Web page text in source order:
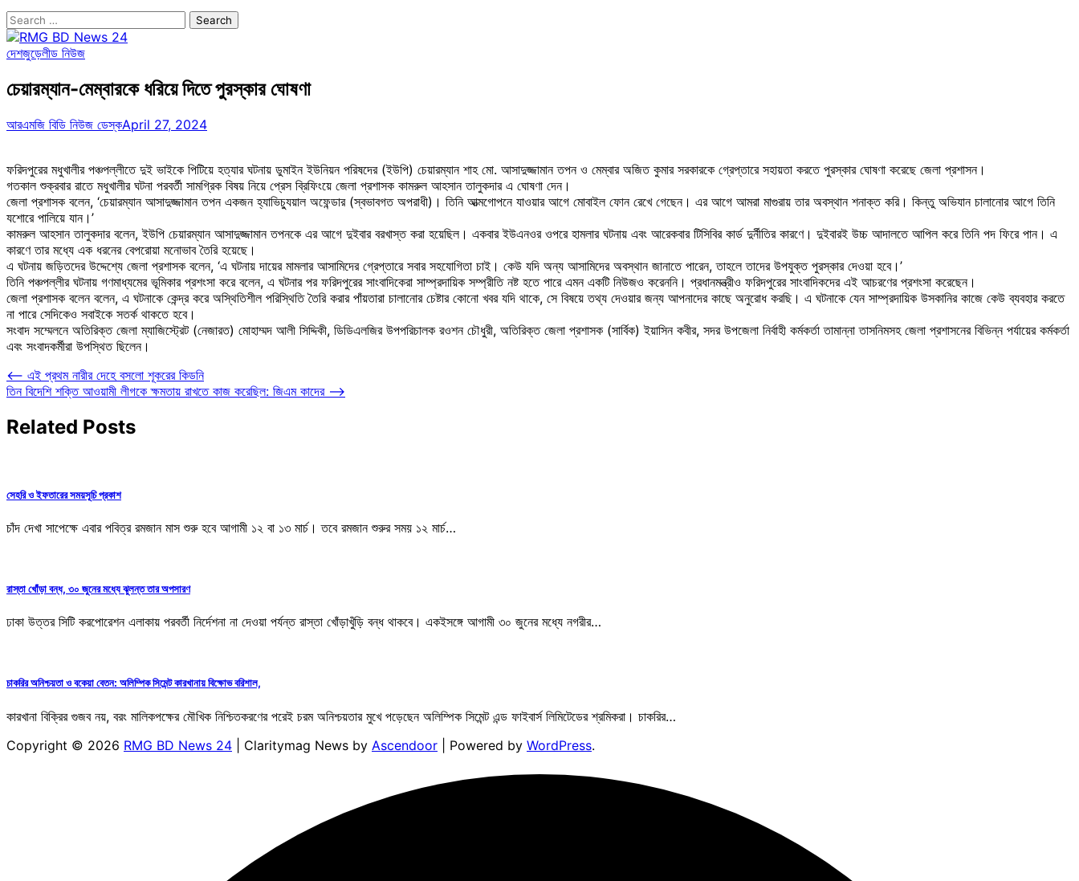
Search
for:
দেশজুড়েলীড নিউজ
চেয়ারম্যান-মেম্বারকে ধরিয়ে দিতে পুরস্কার ঘোষণা
আরএমজি বিডি নিউজ ডেস্কApril 27, 2024
ফরিদপুরের মধুখালীর পঞ্চপল্লীতে দুই ভাইকে পিটিয়ে হত্যার ঘটনায় ডুমাইন ইউনিয়ন পরিষদের (ইউপি) চেয়ারম্যান শাহ মো. আসাদুজ্জামান তপন ও মেম্বার অজিত কুমার সরকারকে গ্রেপ্তারে সহায়তা করতে পুরস্কার ঘোষণা করেছে জেলা প্রশাসন।
গতকাল শুক্রবার রাতে মধুখালীর ঘটনা পরবর্তী সামগ্রিক বিষয় নিয়ে প্রেস ব্রিফিংয়ে জেলা প্রশাসক কামরুল আহসান তালুকদার এ ঘোষণা দেন।
জেলা প্রশাসক বলেন, ‘চেয়ারম্যান আসাদুজ্জামান তপন একজন হ্যাভিচ্যুয়াল অফেন্ডার (স্বভাবগত অপরাধী)। তিনি আত্মগোপনে যাওয়ার আগে মোবাইল ফোন রেখে গেছেন। এর আগে আমরা মাগুরায় তার অবস্থান শনাক্ত করি। কিন্তু অভিযান চালানোর আগে তিনি
যশোরে পালিয়ে যান।’
কামরুল আহসান তালুকদার বলেন, ইউপি চেয়ারম্যান আসাদুজ্জামান তপনকে এর আগে দুইবার বরখাস্ত করা হয়েছিল। একবার ইউএনওর ওপরে হামলার ঘটনায় এবং আরেকবার টিসিবির কার্ড দুর্নীতির কারণে। দুইবারই উচ্চ আদালতে আপিল করে তিনি পদ ফিরে পান। এ
কারণে তার মধ্যে এক ধরনের বেপরোয়া মনোভাব তৈরি হয়েছে।
এ ঘটনায় জড়িতদের উদ্দেশ্যে জেলা প্রশাসক বলেন, ‘এ ঘটনায় দায়ের মামলার আসামিদের গ্রেপ্তারে সবার সহযোগিতা চাই। কেউ যদি অন্য আসামিদের অবস্থান জানাতে পারেন, তাহলে তাদের উপযুক্ত পুরস্কার দেওয়া হবে।’
তিনি পঞ্চপল্লীর ঘটনায় গণমাধ্যমের ভূমিকার প্রশংসা করে বলেন, এ ঘটনার পর ফরিদপুরের সাংবাদিকেরা সাম্প্রদায়িক সম্প্রীতি নষ্ট হতে পারে এমন একটি নিউজও করেননি। প্রধানমন্ত্রীও ফরিদপুরের সাংবাদিকদের এই আচরণের প্রশংসা করেছেন।
জেলা প্রশাসক বলেন বলেন, এ ঘটনাকে কেন্দ্র করে অস্থিতিশীল পরিস্থিতি তৈরি করার পাঁয়তারা চালানোর চেষ্টার কোনো খবর যদি থাকে, সে বিষয়ে তথ্য দেওয়ার জন্য আপনাদের কাছে অনুরোধ করছি। এ ঘটনাকে যেন সাম্প্রদায়িক উসকানির কাজে কেউ ব্যবহার করতে
না পারে সেদিকেও সবাইকে সতর্ক থাকতে হবে।
সংবাদ সম্মেলনে অতিরিক্ত জেলা ম্যাজিস্ট্রেট (নেজারত) মোহাম্মদ আলী সিদ্দিকী, ডিডিএলজির উপপরিচালক রওশন চৌধুরী, অতিরিক্ত জেলা প্রশাসক (সার্বিক) ইয়াসিন কবীর, সদর উপজেলা নির্বাহী কর্মকর্তা তামান্না তাসনিমসহ জেলা প্রশাসনের বিভিন্ন পর্যায়ের কর্মকর্তা
এবং সংবাদকর্মীরা উপস্থিত ছিলেন।
Post
navigation
⟵ এই প্রথম নারীর দেহে বসলো শূকরের কিডনি
তিন বিদেশি শক্তি আওয়ামী লীগকে ক্ষমতায় রাখতে কাজ করেছিল: জিএম কাদের ⟶
Related Posts
সেহরি ও ইফতারের সময়সূচি প্রকাশ
চাঁদ দেখা সাপেক্ষে এবার পবিত্র রমজান মাস শুরু হবে আগামী ১২ বা ১৩ মার্চ। তবে রমজান শুরুর সময় ১২ মার্চ…
রাস্তা খোঁড়া বন্ধ, ৩০ জুনের মধ্যে ঝুলন্ত তার অপসারণ
ঢাকা উত্তর সিটি করপোরেশন এলাকায় পরবর্তী নির্দেশনা না দেওয়া পর্যন্ত রাস্তা খোঁড়াখুঁড়ি বন্ধ থাকবে। একইসঙ্গে আগামী ৩০ জুনের মধ্যে নগরীর…
চাকরির অনিশ্চয়তা ও বকেয়া বেতন: অলিম্পিক সিমেন্ট কারখানায় বিক্ষোভ বরিশাল,
কারখানা বিক্রির গুজব নয়, বরং মালিকপক্ষের মৌখিক নিশ্চিতকরণের পরেই চরম অনিশ্চয়তার মুখে পড়েছেন অলিম্পিক সিমেন্ট এন্ড ফাইবার্স লিমিটেডের শ্রমিকরা। চাকরির…
Copyright © 2026 RMG BD News 24 | Claritymag News by Ascendoor | Powered by WordPress.